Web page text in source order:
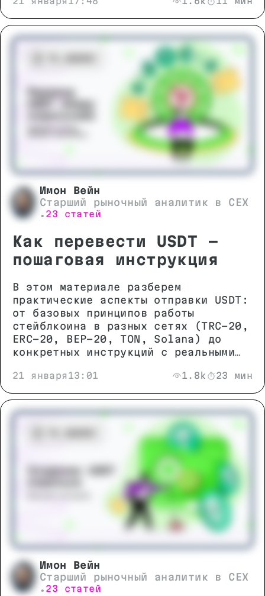
расскажем, на что обратить внимание
при выборе кошелька для обеспечения
максимальной безопасности ваших
цифровых активов.
Имон Вейн
Старший рыночный аналитик в CEX
• 23 статей
Как перевести USDT -
пошаговая инструкция
В этом материале разберем
практические аспекты отправки USDT:
от базовых принципов работы
стейблкоина в разных сетях (TRC-20,
ERC-20, BEP-20, TON, Solana) до
конкретных инструкций с реальными
типичных ошибок, выбрать
оптимальную сеть для перевода и
сэкономить на комиссиях без риска
для безопасности средств.
21 января 13:01 1.8k 23 мин
Имон Вейн
Старший рыночный аналитик в CEX
• 23 статей